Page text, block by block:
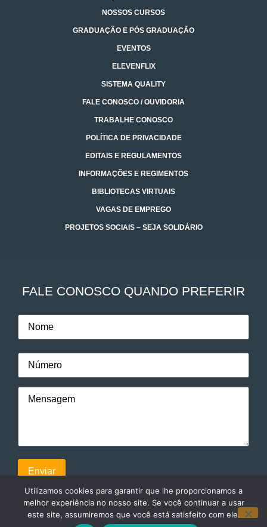
NOSSOS CURSOS
GRADUAÇÃO E PÓS GRADUAÇÃO
EVENTOS
ELEVENFLIX
SISTEMA QUALITY
FALE CONOSCO / OUVIDORIA
TRABALHE CONOSCO
POLÍTICA DE PRIVACIDADE
EDITAIS E REGULAMENTOS
INFORMAÇÕES E REGIMENTOS
BIBLIOTECAS VIRTUAIS
VAGAS DE EMPREGO
PROJETOS SOCIAIS – SEJA SOLIDÁRIO
FALE CONOSCO QUANDO PREFERIR
Utilizamos cookies para garantir que lhe proporcionamos a
melhor experiência no nosso site. Se você continuar a usar
este site, assumiremos que você está satisfeito com ele.